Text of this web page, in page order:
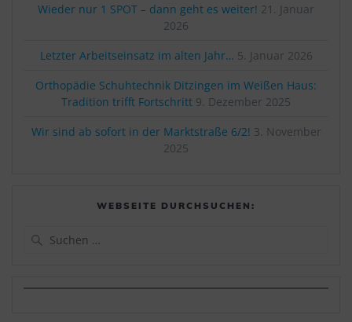
Wieder nur 1 SPOT – dann geht es weiter! 21. Januar
2026
Letzter Arbeitseinsatz im alten Jahr… 5. Januar 2026
Orthopädie Schuhtechnik Ditzingen im Weißen Haus:
Tradition trifft Fortschritt 9. Dezember 2025
Wir sind ab sofort in der Marktstraße 6/2! 3. November
2025
WEBSEITE DURCHSUCHEN: